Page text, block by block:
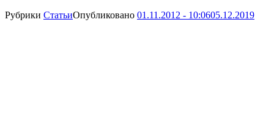
Рубрики СтатьиОпубликовано 01.11.2012 - 10:0605.12.2019